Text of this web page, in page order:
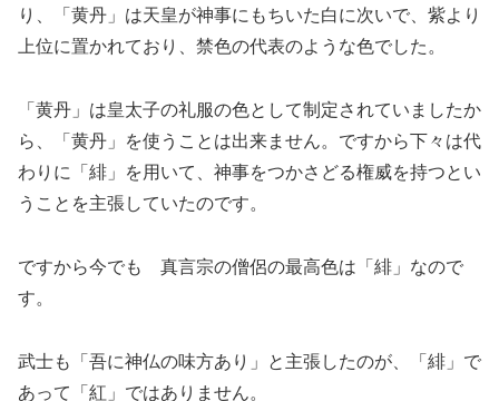
り、「黄丹」は天皇が神事にもちいた白に次いで、紫より
上位に置かれており、禁色の代表のような色でした。
「黄丹」は皇太子の礼服の色として制定されていましたか
ら、「黄丹」を使うことは出来ません。ですから下々は代
わりに「緋」を用いて、神事をつかさどる権威を持つとい
うことを主張していたのです。
ですから今でも 真言宗の僧侶の最高色は「緋」なので
す。
武士も「吾に神仏の味方あり」と主張したのが、「緋」で
あって「紅」ではありません。